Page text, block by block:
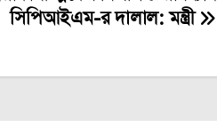
সিপিআইএম-র দালাল: মন্ত্রী